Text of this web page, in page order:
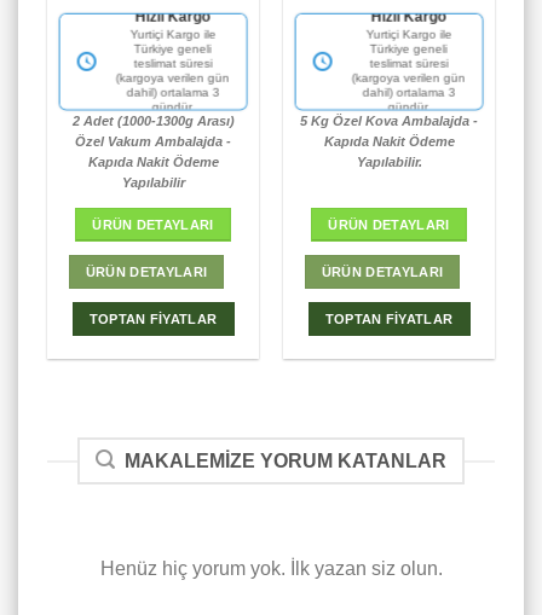
5 üzerinden
oy
Hızlı Kargo
Yurtiçi Kargo ile
Türkiye geneli
teslimat süresi
(kargoya verilen gün
dahil) ortalama 3
gündür.
2 Adet (1000-1300g Arası)
Özel Vakum Ambalajda -
Kapıda Nakit Ödeme
Yapılabilir
ÜRÜN DETAYLARI
ÜRÜN DETAYLARI
TOPTAN FİYATLAR
5 üzerinden
oy
Hızlı Kargo
Yurtiçi Kargo ile
Türkiye geneli
teslimat süresi
(kargoya verilen gün
dahil) ortalama 3
gündür.
5 Kg Özel Kova Ambalajda -
Kapıda Nakit Ödeme
Yapılabilir.
ÜRÜN DETAYLARI
ÜRÜN DETAYLARI
TOPTAN FİYATLAR
MAKALEMIZE YORUM KATANLAR
Henüz hiç yorum yok. İlk yazan siz olun.